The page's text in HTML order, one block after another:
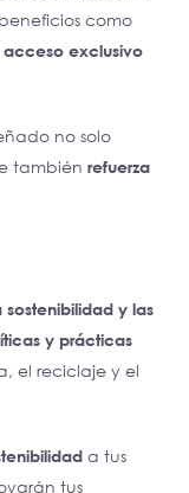
como
exclusivo
no solo
también refuerza
sostenibilidad y las
y prácticas
el reciclaje y el
a tus
tus